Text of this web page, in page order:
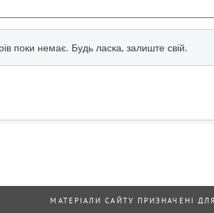
МАТЕРІАЛИ САЙТУ ПРИЗНАЧЕНІ